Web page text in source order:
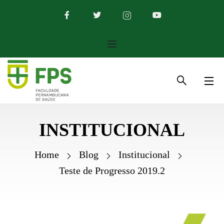
INSTITUCIONAL
Home Blog
Institucional
Teste de Progresso 2019.2